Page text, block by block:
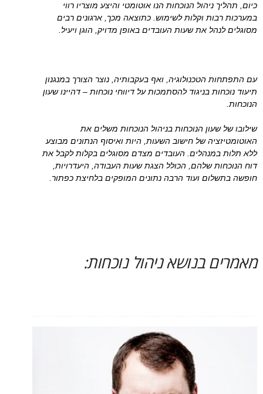
כיום, תהליך ניהול הנוכחות הנו אוטומטי והיצע מוצריו רווי
במערכות רבות וקלות לשימוש. כתוצאה מכך, ארגונים רבים
מסוגלים לנהל את שעות העובדים באופן מדויק, הוגן ויעיל.
עם התפתחות הטכנולוגיה, ואף בעקבותיה, נוצר הצורך במנגנון
תיעוד נוכחות בניגוד להסתמכות על דיווחי נוכחות – דהיינו שעון
הנוכחות.
שילובו של שעון הנוכחות בניהול הנוכחות משלים את
האוטומטיזציה של חישוב השעות, היות ואיסוף הנתונים מבוצע
ללא תלות במנהלים. העובדים מצדם מסוגלים בקלות לקבל את
דוח הנוכחות שלהם, הכולל הצגת שעות העבודה, היעדרויות,
חופשה בתשלום ועוד הרבה נתונים המופקים בלחיצת כפתור.
מאמרים בנושא ניהול נוכחות: